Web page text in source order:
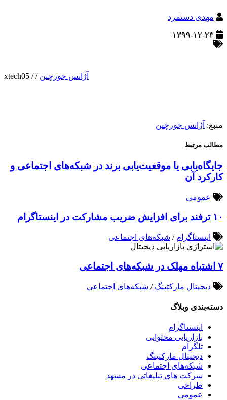
مهدی دستمرد
آژانس جورچین /
/
xtech05
منبع: آژانس جورچین
مطالب مرتبط
جایگاه‌یابی یا موقعیت‌یابی برند در شبکه‌های اجتماعی و
کارکرد آن
عمومی
۱۰ ترفند برای افزایش ضریب مشارکت در اینستاگرام
اینستاگرام / شبکه‌های اجتماعی
۷ اشتباه مهلک در شبکه‌های اجتماعی
دیجیتال مارکتینگ / شبکه‌های اجتماعی
دسته‌بندی وبلاگ
اینستاگرام
بازاریابی محتوایی
تلگرام
دیجیتال مارکتینگ
شبکه‌های اجتماعی
شرکت های تبلیغاتی در مشهد
طراحی
عمومی